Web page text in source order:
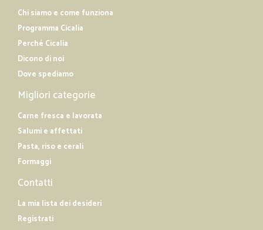
Chi siamo e come funziona
Programma Cicalia
Perché Cicalia
Dicono di noi
Dove spediamo
Migliori categorie
Carne fresca e lavorata
Salumi e affettati
Pasta, riso e cerali
Formaggi
Contatti
La mia lista dei desideri
Registrati